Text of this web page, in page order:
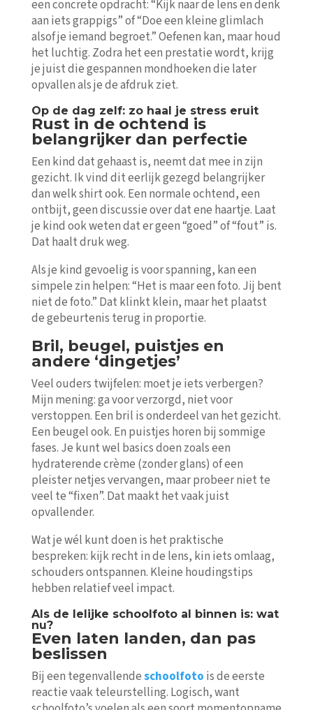
een concrete opdracht: “Kijk naar de lens en denk
aan iets grappigs” of “Doe een kleine glimlach
alsof je iemand begroet.” Oefenen kan, maar houd
het luchtig. Zodra het een prestatie wordt, krijg
je juist die gespannen mondhoeken die later
opvallen als je de afdruk ziet.
Op de dag zelf: zo haal je stress eruit
Rust in de ochtend is
belangrijker dan perfectie
Een kind dat gehaast is, neemt dat mee in zijn
gezicht. Ik vind dit eerlijk gezegd belangrijker
dan welk shirt ook. Een normale ochtend, een
ontbijt, geen discussie over dat ene haartje. Laat
je kind ook weten dat er geen “goed” of “fout” is.
Dat haalt druk weg.
Als je kind gevoelig is voor spanning, kan een
simpele zin helpen: “Het is maar een foto. Jij bent
niet de foto.” Dat klinkt klein, maar het plaatst
de gebeurtenis terug in proportie.
Bril, beugel, puistjes en
andere ‘dingetjes’
Veel ouders twijfelen: moet je iets verbergen?
Mijn mening: ga voor verzorgd, niet voor
verstoppen. Een bril is onderdeel van het gezicht.
Een beugel ook. En puistjes horen bij sommige
fases. Je kunt wel basics doen zoals een
hydraterende crème (zonder glans) of een
pleister netjes vervangen, maar probeer niet te
veel te “fixen”. Dat maakt het vaak juist
opvallender.
Wat je wél kunt doen is het praktische
bespreken: kijk recht in de lens, kin iets omlaag,
schouders ontspannen. Kleine houdingstips
hebben relatief veel impact.
Als de lelijke schoolfoto al binnen is: wat
nu?
Even laten landen, dan pas
beslissen
Bij een tegenvallendeschoolfoto is de eerste
reactie vaak teleurstelling. Logisch, want